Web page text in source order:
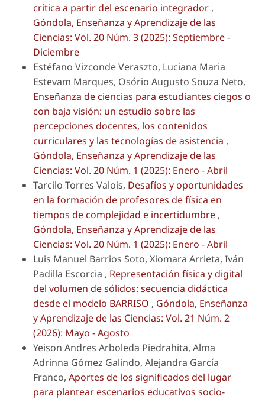
crítica a partir del escenario integrador ,
Góndola, Enseñanza y Aprendizaje de las
Ciencias: Vol. 20 Núm. 3 (2025): Septiembre -
Diciembre
Estéfano Vizconde Veraszto, Luciana Maria
Estevam Marques, Osório Augusto Souza Neto,
Enseñanza de ciencias para estudiantes ciegos o
con baja visión: un estudio sobre las
percepciones docentes, los contenidos
curriculares y las tecnologías de asistencia ,
Góndola, Enseñanza y Aprendizaje de las
Ciencias: Vol. 20 Núm. 1 (2025): Enero - Abril
Tarcilo Torres Valois, Desafíos y oportunidades
en la formación de profesores de física en
tiempos de complejidad e incertidumbre ,
Góndola, Enseñanza y Aprendizaje de las
Ciencias: Vol. 20 Núm. 1 (2025): Enero - Abril
Luis Manuel Barrios Soto, Xiomara Arrieta, Iván
Padilla Escorcia , Representación física y digital
del volumen de sólidos: secuencia didáctica
desde el modelo BARRISO , Góndola, Enseñanza
y Aprendizaje de las Ciencias: Vol. 21 Núm. 2
(2026): Mayo - Agosto
Yeison Andres Arboleda Piedrahita, Alma
Adrinna Gómez Galindo, Alejandra García
Franco, Aportes de los significados del lugar
para plantear escenarios educativos socio-